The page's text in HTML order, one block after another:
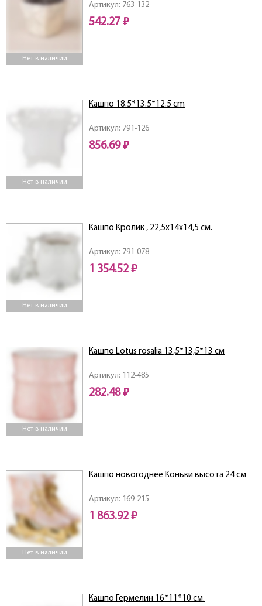
Нет в наличии
Артикул: 763-132
542.27 ₽
Нет в наличии
Артикул: 791-126
Кашпо 18.5*13.5*12.5 cm
856.69 ₽
Нет в наличии
Артикул: 791-078
Кашпо Кролик , 22,5х14х14,5 см.
1 354.52 ₽
Нет в наличии
Артикул: 112-485
Кашпо Lotus rosalia 13,5*13,5*13 см
282.48 ₽
Нет в наличии
Артикул: 169-215
Кашпо новогоднее Коньки высота 24 см
1 863.92 ₽
Кашпо Гермелин 16*11*10 см.